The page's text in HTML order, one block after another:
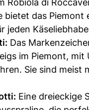
Robiola di
bietet das Piemont
jeden
Das
im Piemont, mit
Sie sind meist
Eine dreieckige